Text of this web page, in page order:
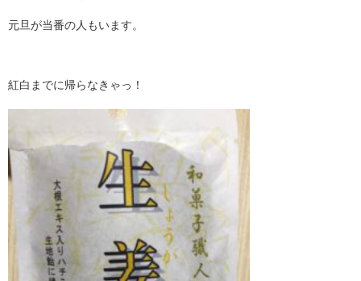
元旦が当番の人もいます。
紅白までに帰らなきゃっ！